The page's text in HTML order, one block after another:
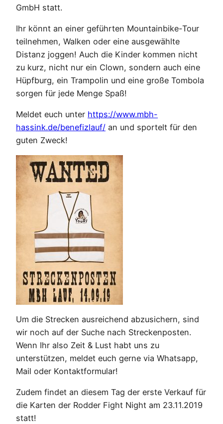
GmbH statt.
Ihr könnt an einer geführten Mountainbike-Tour
teilnehmen, Walken oder eine ausgewählte
Distanz joggen! Auch die Kinder kommen nicht
zu kurz, nicht nur ein Clown, sondern auch eine
Hüpfburg, ein Trampolin und eine große Tombola
sorgen für jede Menge Spaß!
Meldet euch unter https://www.mbh-
hassink.de/benefizlauf/ an und sportelt für den
guten Zweck!
Um die Strecken ausreichend abzusichern, sind
wir noch auf der Suche nach Streckenposten.
Wenn Ihr also Zeit & Lust habt uns zu
unterstützen, meldet euch gerne via Whatsapp,
Mail oder Kontaktformular!
Zudem findet an diesem Tag der erste Verkauf für
die Karten der Rodder Fight Night am 23.11.2019
statt!